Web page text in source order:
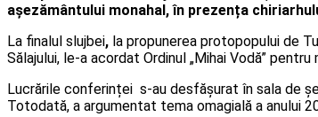
așezământului monahal, în prezența
La finalul slujbei, la propunerea protopopului de
Sălajului, le-a acordat Ordinul „Mihai Vodă”
Lucrările conferinței s-au desfășurat în sala de
Totodată, a argumentat tema omagială a anului